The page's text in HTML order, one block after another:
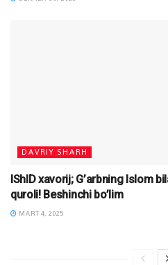
DAVRIY SHARH
IShID xavorij; G’arbning Islom
quroli! Beshinchi bo’lim
MART 4, 2025